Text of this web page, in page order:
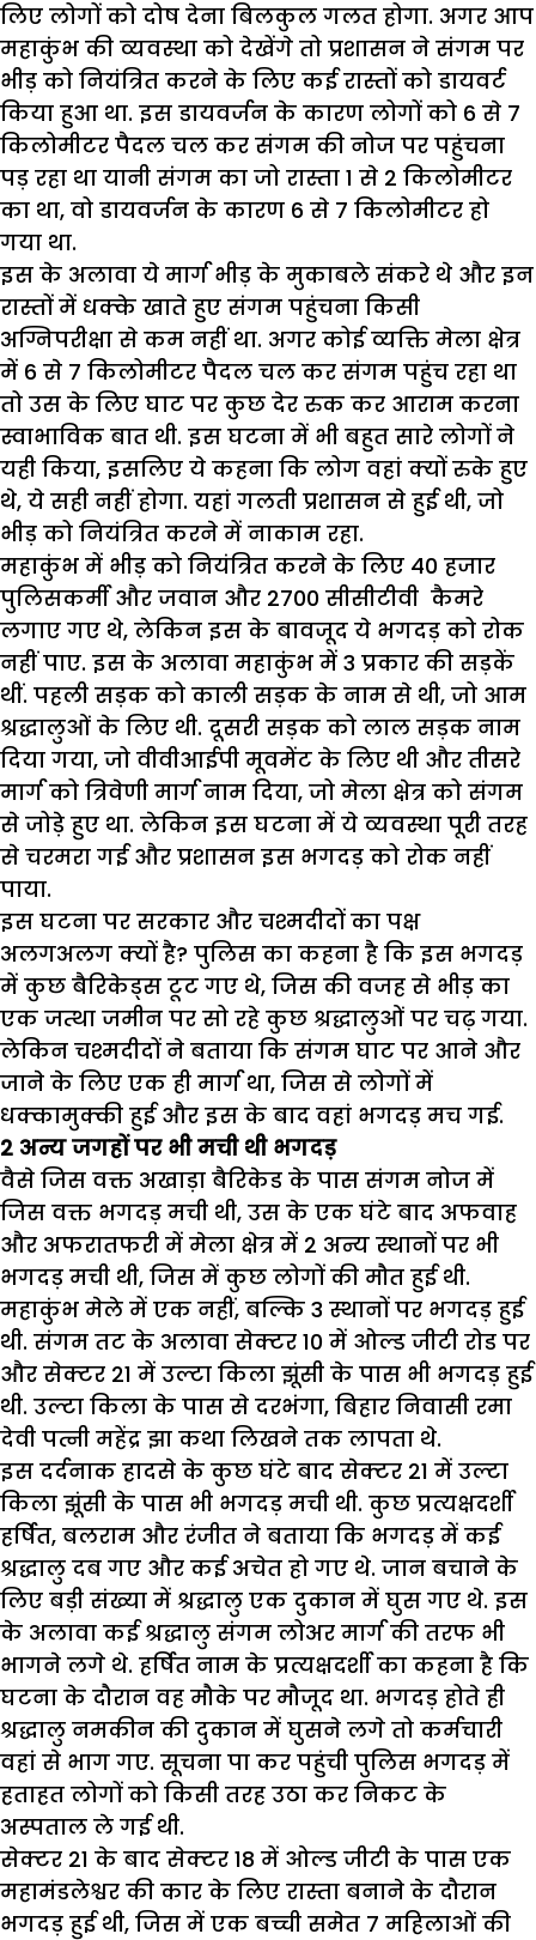
लिए लोगों को दोष देना बिलकुल गलत होगा. अगर आप
महाकुंभ की व्यवस्था को देखेंगे तो प्रशासन ने संगम पर
भीड़ को नियंत्रित करने के लिए कई रास्तों को डायवर्ट
किया हुआ था. इस डायवर्जन के कारण लोगों को 6 से 7
किलोमीटर पैदल चल कर संगम की नोज पर पहुंचना
पड़ रहा था यानी संगम का जो रास्ता 1 से 2 किलोमीटर
का था, वो डायवर्जन के कारण 6 से 7 किलोमीटर हो
गया था.
इस के अलावा ये मार्ग भीड़ के मुकाबले संकरे थे और इन
रास्तों में धक्के खाते हुए संगम पहुंचना किसी
अग्निपरीक्षा से कम नहीं था. अगर कोई व्यक्ति मेला क्षेत्र
में 6 से 7 किलोमीटर पैदल चल कर संगम पहुंच रहा था
तो उस के लिए घाट पर कुछ देर रुक कर आराम करना
स्वाभाविक बात थी. इस घटना में भी बहुत सारे लोगों ने
यही किया, इसलिए ये कहना कि लोग वहां क्यों रुके हुए
थे, ये सही नहीं होगा. यहां गलती प्रशासन से हुई थी, जो
भीड़ को नियंत्रित करने में नाकाम रहा.
महाकुंभ में भीड़ को नियंत्रित करने के लिए 40 हजार
पुलिसकर्मी और जवान और 2700 सीसीटीवी कैमरे
लगाए गए थे, लेकिन इस के बावजूद ये भगदड़ को रोक
नहीं पाए. इस के अलावा महाकुंभ में 3 प्रकार की सड़कें
थीं. पहली सड़क को काली सड़क के नाम से थी, जो आम
श्रद्धालुओं के लिए थी. दूसरी सड़क को लाल सड़क नाम
दिया गया, जो वीवीआईपी मूवमेंट के लिए थी और तीसरे
मार्ग को त्रिवेणी मार्ग नाम दिया, जो मेला क्षेत्र को संगम
से जोड़े हुए था. लेकिन इस घटना में ये व्यवस्था पूरी तरह
से चरमरा गई और प्रशासन इस भगदड़ को रोक नहीं
पाया.
इस घटना पर सरकार और चश्मदीदों का पक्ष
अलगअलग क्यों है? पुलिस का कहना है कि इस भगदड़
में कुछ बैरिकेड्स टूट गए थे, जिस की वजह से भीड़ का
एक जत्था जमीन पर सो रहे कुछ श्रद्धालुओं पर चढ़ गया.
लेकिन चश्मदीदों ने बताया कि संगम घाट पर आने और
जाने के लिए एक ही मार्ग था, जिस से लोगों में
धक्कामुक्की हुई और इस के बाद वहां भगदड़ मच गई.
2 अन्य जगहों पर भी मची थी भगदड़
वैसे जिस वक्त अखाड़ा बैरिकेड के पास संगम नोज में
जिस वक्त भगदड़ मची थी, उस के एक घंटे बाद अफवाह
और अफरातफरी में मेला क्षेत्र में 2 अन्य स्थानों पर भी
भगदड़ मची थी, जिस में कुछ लोगों की मौत हुई थी.
महाकुंभ मेले में एक नहीं, बल्कि 3 स्थानों पर भगदड़ हुई
थी. संगम तट के अलावा सेक्टर 10 में ओल्ड जीटी रोड पर
और सेक्टर 21 में उल्टा किला झूंसी के पास भी भगदड़ हुई
थी. उल्टा किला के पास से दरभंगा, बिहार निवासी रमा
देवी पत्नी महेंद्र झा कथा लिखने तक लापता थे.
इस दर्दनाक हादसे के कुछ घंटे बाद सेक्टर 21 में उल्टा
किला झूंसी के पास भी भगदड़ मची थी. कुछ प्रत्यक्षदर्शी
हर्षित, बलराम और रंजीत ने बताया कि भगदड़ में कई
श्रद्धालु दब गए और कई अचेत हो गए थे. जान बचाने के
लिए बड़ी संख्या में श्रद्धालु एक दुकान में घुस गए थे. इस
के अलावा कई श्रद्धालु संगम लोअर मार्ग की तरफ भी
भागने लगे थे. हर्षित नाम के प्रत्यक्षदर्शी का कहना है कि
घटना के दौरान वह मौके पर मौजूद था. भगदड़ होते ही
श्रद्धालु नमकीन की दुकान में घुसने लगे तो कर्मचारी
वहां से भाग गए. सूचना पा कर पहुंची पुलिस भगदड़ में
हताहत लोगों को किसी तरह उठा कर निकट के
अस्पताल ले गई थी.
सेक्टर 21 के बाद सेक्टर 18 में ओल्ड जीटी के पास एक
महामंडलेश्वर की कार के लिए रास्ता बनाने के दौरान
भगदड़ हुई थी, जिस में एक बच्ची समेत 7 महिलाओं की